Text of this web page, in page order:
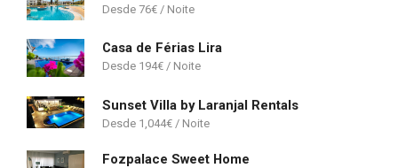
76€
Casa de Férias Lira
194€
Sunset Villa by Laranjal Rentals
1,044€
Fozpalace Sweet Home